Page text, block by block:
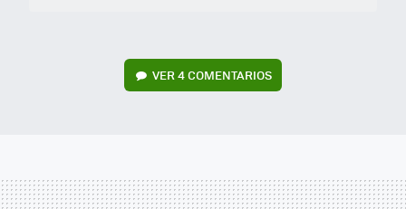
VER4 COMENTARIOS